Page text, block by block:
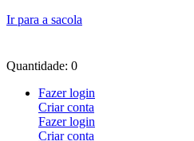
Ir para a sacola
Quantidade: 0
Fazer login
Criar conta
Fazer login
Criar conta